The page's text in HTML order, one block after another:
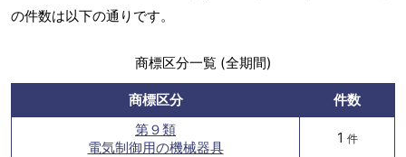
の件数は以下の通りです。
商標区分一覧 (全期間)
商標区分
件数
第９類
電気制御用の機械器具
1 件